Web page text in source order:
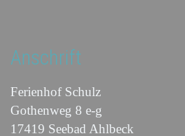
Anschrift
Ferienhof Schulz
Gothenweg 8 e-g
17419 Seebad Ahlbeck